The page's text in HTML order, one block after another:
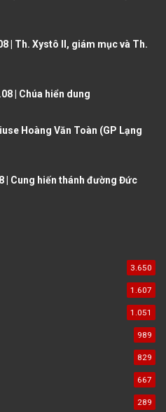
a
e
| Th. Xystô II, giám mục và Th.
| Chúa hiển dung
Hoàng Văn Toàn (GP Lạng
| Cung hiến thánh đường Đức
3.650
1.607
1.051
989
829
667
289